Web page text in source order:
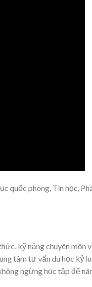
quốc phòng, Tin học,
kỹ năng chuyên môn
tâm tư vấn du học kỷ
ngừng học tập để